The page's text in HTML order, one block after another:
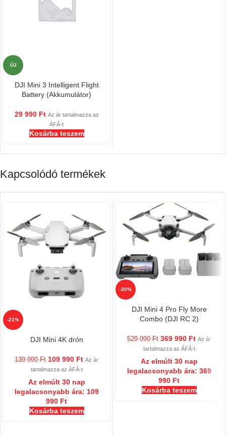
ÚJ
DJI Mini 3 Intelligent Flight
Battery (Akkumulátor)
29 990 Ft Az ár tartalmazza az
ÁFÁ-t
Kosárba teszem
Kapcsolódó termékek
-21%
DJI Mini 4K drón
139 990Ft 109 990 Ft Az ár
tartalmazza az ÁFÁ-t
Az elmúlt 30 nap
legalacsonyabb ára: 109
990 Ft
Kosárba teszem
-30%
DJI Mini 4 Pro Fly More
Combo (DJI RC 2)
529 990Ft 369 990 Ft Az ár
tartalmazza az ÁFÁ-t
Az elmúlt 30 nap
legalacsonyabb ára: 369
990 Ft
Kosárba teszem